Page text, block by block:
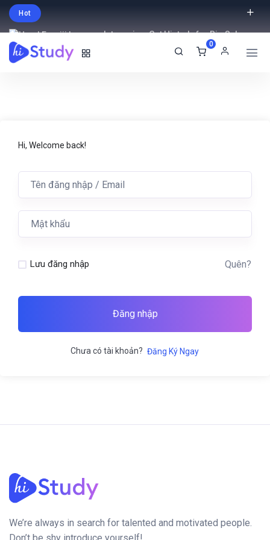
Hot
Intro price. Get Histudy for Big Sale
-95% off.
0
Hi, Welcome back!
Lưu đăng nhập Quên?
Đăng nhập
Chưa có tài khoản? Đăng Ký Ngay
We’re always in search for talented and motivated people.